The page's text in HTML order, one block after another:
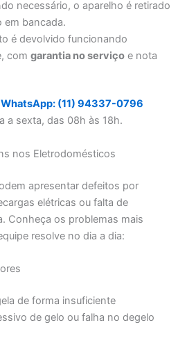
necessário, o aparelho é retirado
em bancada.
é devolvido funcionando
comgarantia no serviço e nota
(11) 94337-0796
a sexta, das 08h às 18h.
nos Eletrodomésticos
apresentar defeitos por
elétricas ou falta de
Conheça os problemas mais
resolve no dia a dia:
de forma insuficiente
de gelo ou falha no degelo